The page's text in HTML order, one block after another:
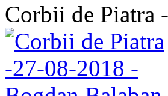
Corbii de Piatra